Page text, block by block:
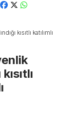
kısıtlı katılımlı